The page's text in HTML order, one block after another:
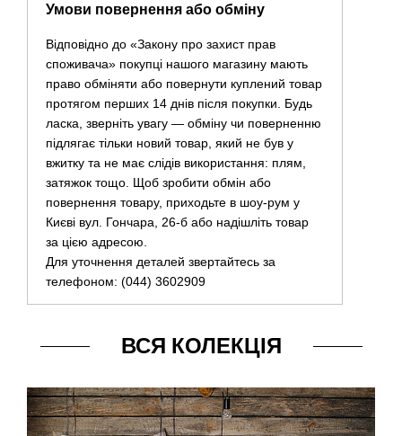
Умови повернення або обміну
Відповідно до «Закону про захист прав
споживача» покупці нашого магазину мають
право обміняти або повернути куплений товар
протягом перших 14 днів після покупки. Будь
ласка, зверніть увагу — обміну чи поверненню
підлягає тільки новий товар, який не був у
вжитку та не має слідів використання: плям,
затяжок тощо. Щоб зробити обмін або
повернення товару, приходьте в шоу-рум у
Києві вул. Гончара, 26-б або надішліть товар
за цією адресою.
Для уточнення деталей звертайтесь за
телефоном: (044) 3602909
ВСЯ КОЛЕКЦІЯ